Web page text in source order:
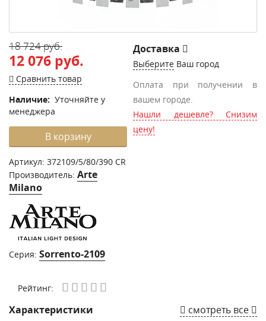
18 724 руб.
12 076 руб.
Сравнить товар
Наличие: Уточняйте у
менеджера
В корзину
Артикул: 372109/5/80/390 CR
Производитель: Arte
Milano
Серия: Sorrento-2109
Доставка
Выберите Ваш город
Оплата при получении в
вашем городе.
Нашли дешевле? Снизим
цену!
Рейтинг:
Характеристики смотреть все